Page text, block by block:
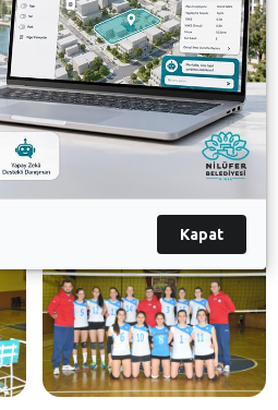
Belediye Başkanı Mustafa
Nilüfer Belediyespor,
Türk sporuna katkı koymaya
Kapat